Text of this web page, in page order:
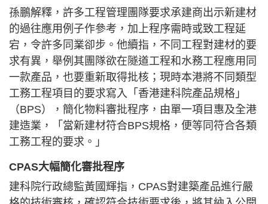
孫鵬解釋，許多工程管理團隊要求承建商出示新建材
的過往應用例子作參考，加上程序需時或致工程延
宕，令許多同業卻步。他續指，不同工程對建材的要
求有異，舉例其團隊欲在隧道工程和水務工程應用同
一款產品，也要重新取得批核；現時本港將不同類型
工務工程項目的要求寫入「香港建科院產品規格」
（BPS），簡化物料審批程序，由單一項目惠及全港
建造業，「當新建材符合BPS規格，便等同符合各類
工務工程的要求。」
CPAS大幅簡化審批程序
建科院行政總監黃國輝指，CPAS對建築產品進行嚴